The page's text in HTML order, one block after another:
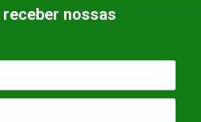
nossas